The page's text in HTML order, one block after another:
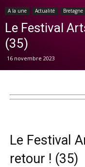
A la une Actualité Bretagne
Le Festival
(35)
16 novembre 2023
Le Festival
retour ! (35)